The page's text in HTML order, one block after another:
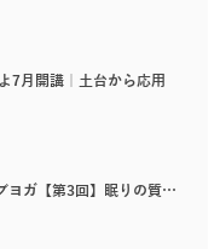
7月開講｜土台から応用
ヨガ【第3回】眠りの質…